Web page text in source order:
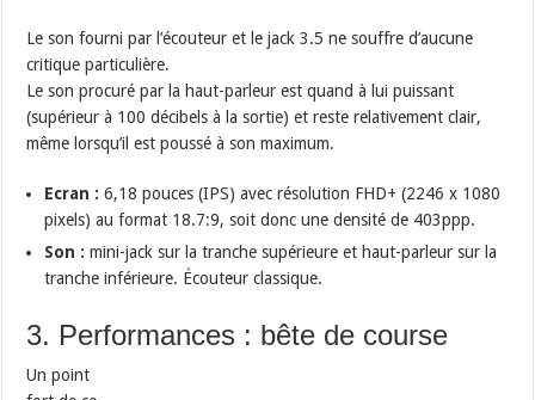
Le son fourni par l’écouteur et le jack 3.5 ne souffre d’aucune
critique particulière.
Le son procuré par la haut-parleur est quand à lui puissant
(supérieur à 100 décibels à la sortie) et reste relativement clair,
même lorsqu’il est poussé à son maximum.
Ecran : 6,18 pouces (IPS) avec résolution FHD+ (2246 x 1080
pixels) au format 18.7:9, soit donc une densité de 403ppp.
Son : mini-jack sur la tranche supérieure et haut-parleur sur la
tranche inférieure. Écouteur classique.
3. Performances : bête de course
Un point